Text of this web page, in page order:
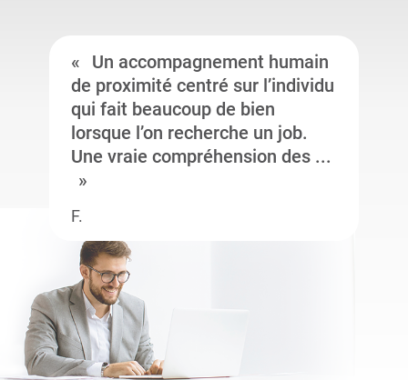
Un accompagnement humain
de proximité centré sur l’individu
qui fait beaucoup de bien
lorsque l’on recherche un job.
Une vraie compréhension des ...
F.